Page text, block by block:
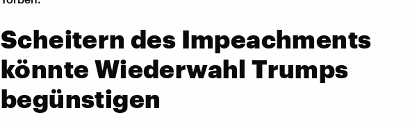
Scheitern des Impeachments
könnte Wiederwahl Trumps
begünstigen